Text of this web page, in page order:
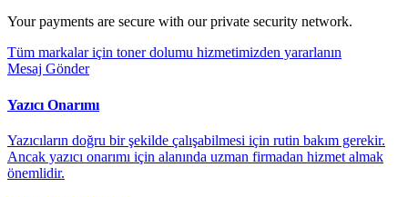
Your payments are secure with our private security network.
Tüm markalar için toner dolumu hizmetimizden yararlanın
Mesaj Gönder
Yazıcı Onarımı
Yazıcıların doğru bir şekilde çalışabilmesi için rutin bakım gerekir.
Ancak yazıcı onarımı için alanında uzman firmadan hizmet almak
önemlidir.